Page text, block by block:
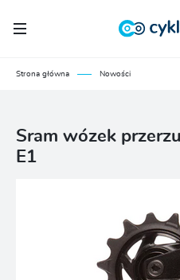
Strona główna Nowości
Sram wózek
E1